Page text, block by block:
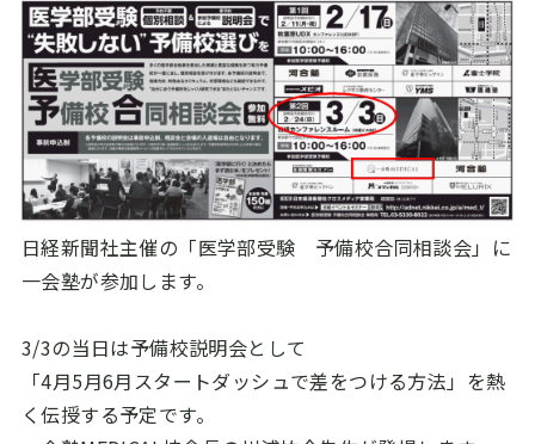
日経新聞社主催の「医学部受験 予備校合同相談会」に
一会塾が参加します。
3/3の当日は予備校説明会として
「4月5月6月スタートダッシュで差をつける方法」を熱
く伝授する予定です。